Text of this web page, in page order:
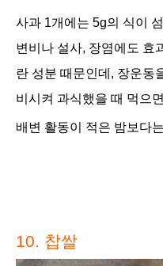
사과 1개에는 5g의 식이
변비나 설사, 장염에도 효
란 성분 때문인데, 장운동
비시켜 과식했을 때 먹으
배변 활동이 적은 밤보다
10. 찹쌀